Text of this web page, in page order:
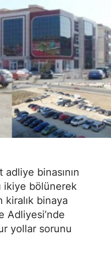
binasının
ikiye bölünerek
kiralık binaya
Adliyesi’nde
yollar sorunu